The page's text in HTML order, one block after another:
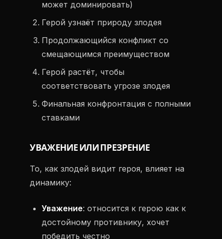
может доминировать)
Герой узнаёт природу злодея
Продолжающийся конфликт со
смещающимся преимуществом
Герой растёт, чтобы
соответствовать угрозе злодея
Финальная конфронтация с полными
ставками
УВАЖЕНИЕ ИЛИ ПРЕЗРЕНИЕ
То, как злодей видит героя, влияет на
динамику:
Уважение: относится к герою как к
достойному противнику, хочет
победить честно